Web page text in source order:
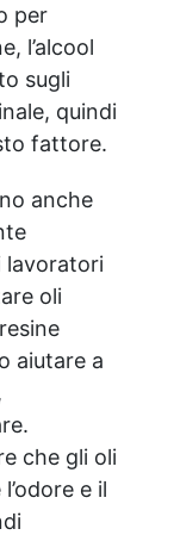
per
l’alcool
sugli
quindi
fattore.
anche
lavoratori
oli
aiutare a
che gli oli
e il